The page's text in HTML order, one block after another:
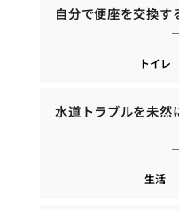
自分で便座を交換す
トイレ
水道トラブルを未然
生活